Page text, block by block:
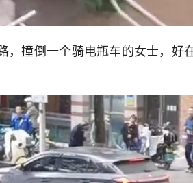
，撞倒一个骑电瓶车的女士，好